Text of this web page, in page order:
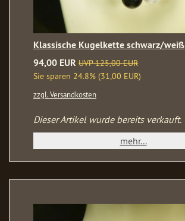
Klassische Kugelkette schwarz/weiß
94,00 EUR UVP 125,00 EUR
Sie sparen 24.8% (31,00 EUR)
zzgl. Versandkosten
Dieser Artikel wurde bereits verkauft.
mehr...